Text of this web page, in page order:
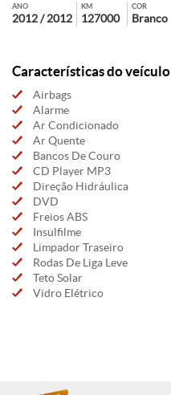
ANO
2012 / 2012
KM
127000
COR
Branco
Características do veículo
Airbags
Alarme
Ar Condicionado
Ar Quente
Bancos De Couro
CD Player MP3
Direção Hidráulica
DVD
Freios ABS
Insulfilme
Limpador Traseiro
Rodas De Liga Leve
Teto Solar
Vidro Elétrico